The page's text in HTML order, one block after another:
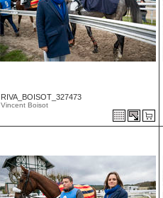
RIVA_BOISOT_327473
Vincent Boisot